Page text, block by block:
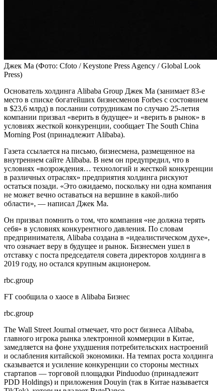
Джек Ма (Фото: Cfoto / Keystone Press Agency / Global Look
Press)
Основатель холдинга Alibaba Group Джек Ма (занимает 83-е
место в списке богатейших бизнесменов Forbes с состоянием
в $23,6 млрд) в послании сотрудникам по случаю 25-летия
компании призвал «верить в будущее» и «верить в рынок» в
условиях жесткой конкуренции, сообщает The South China
Morning Post (принадлежит Alibaba).
Газета ссылается на письмо, бизнесмена, размещенное на
внутреннем сайте Alibaba. В нем он предупредил, что в
условиях «возрождения… технологий и жесткой конкуренции
в различных отраслях» предприятия холдинга рискуют
остаться позади. «Это ожидаемо, поскольку ни одна компания
не может вечно оставаться на вершине в какой-либо
области», — написал Джек Ма.
Он призвал помнить о том, что компания «не должна терять
себя» в условиях конкурентного давления. По словам
предпринимателя, Alibaba создана в «идеалистическом духе»,
что означает веру в будущее и рынок. Бизнесмен ушел в
отставку с поста председателя совета директоров холдинга в
2019 году, но остался крупным акционером.
rbc.group
FT сообщила о хаосе в Alibaba Бизнес
rbc.group
The Wall Street Journal отмечает, что рост бизнеса Alibaba,
главного игрока рынка электронной коммерции в Китае,
замедляется на фоне ухудшения потребительских настроений
и ослабления китайской экономики. На темпах роста холдинга
сказывается и усиление конкуренции со стороны местных
стартапов — торговой площадки Pinduoduo (принадлежит
PDD Holdings) и приложения Douyin (так в Китае называется